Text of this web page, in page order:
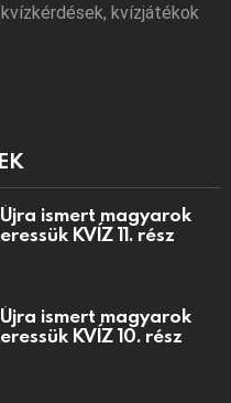
kvízjátékok
ismert magyarok
KVÍZ 11. rész
ismert magyarok
KVÍZ 10. rész